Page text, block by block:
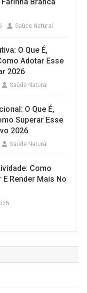
Saúde Natural
O Que É,
Adotar Esse
2026
Saúde Natural
O Que É,
Superar Esse
2026
Saúde Natural
Como
Render Mais No